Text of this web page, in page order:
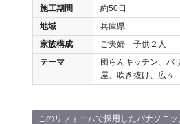
施工期間
約50日
地域
兵庫県
家族構成
ご夫婦 子供２人
テーマ
団らんキッチン、バ
屋、吹き抜け、広々
このリフォームで採用したパナソニッ